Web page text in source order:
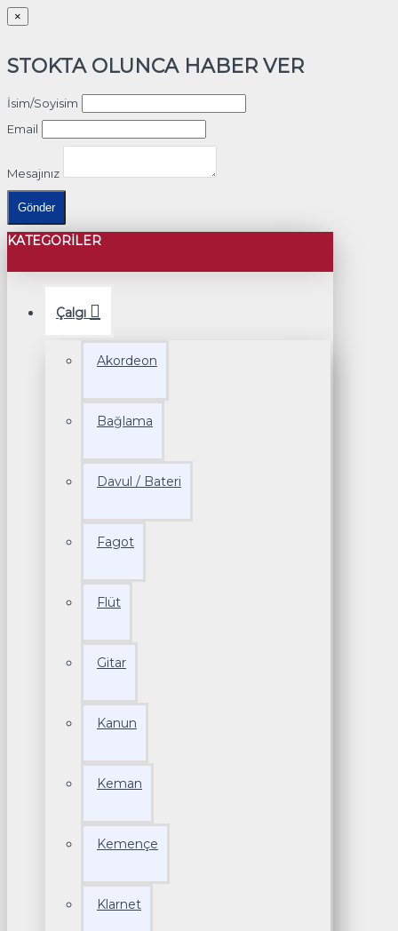
×
STOKTA OLUNCA HABER VER
İsim/Soyisim
Email
Mesajınız
Gönder
KATEGORILER
Çalgı
Akordeon
Bağlama
Davul / Bateri
Fagot
Flüt
Gitar
Kanun
Keman
Kemençe
Klarnet